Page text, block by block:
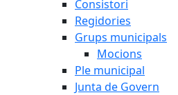
Consistori
Regidories
Grups municipals
Mocions
Ple municipal
Junta de Govern